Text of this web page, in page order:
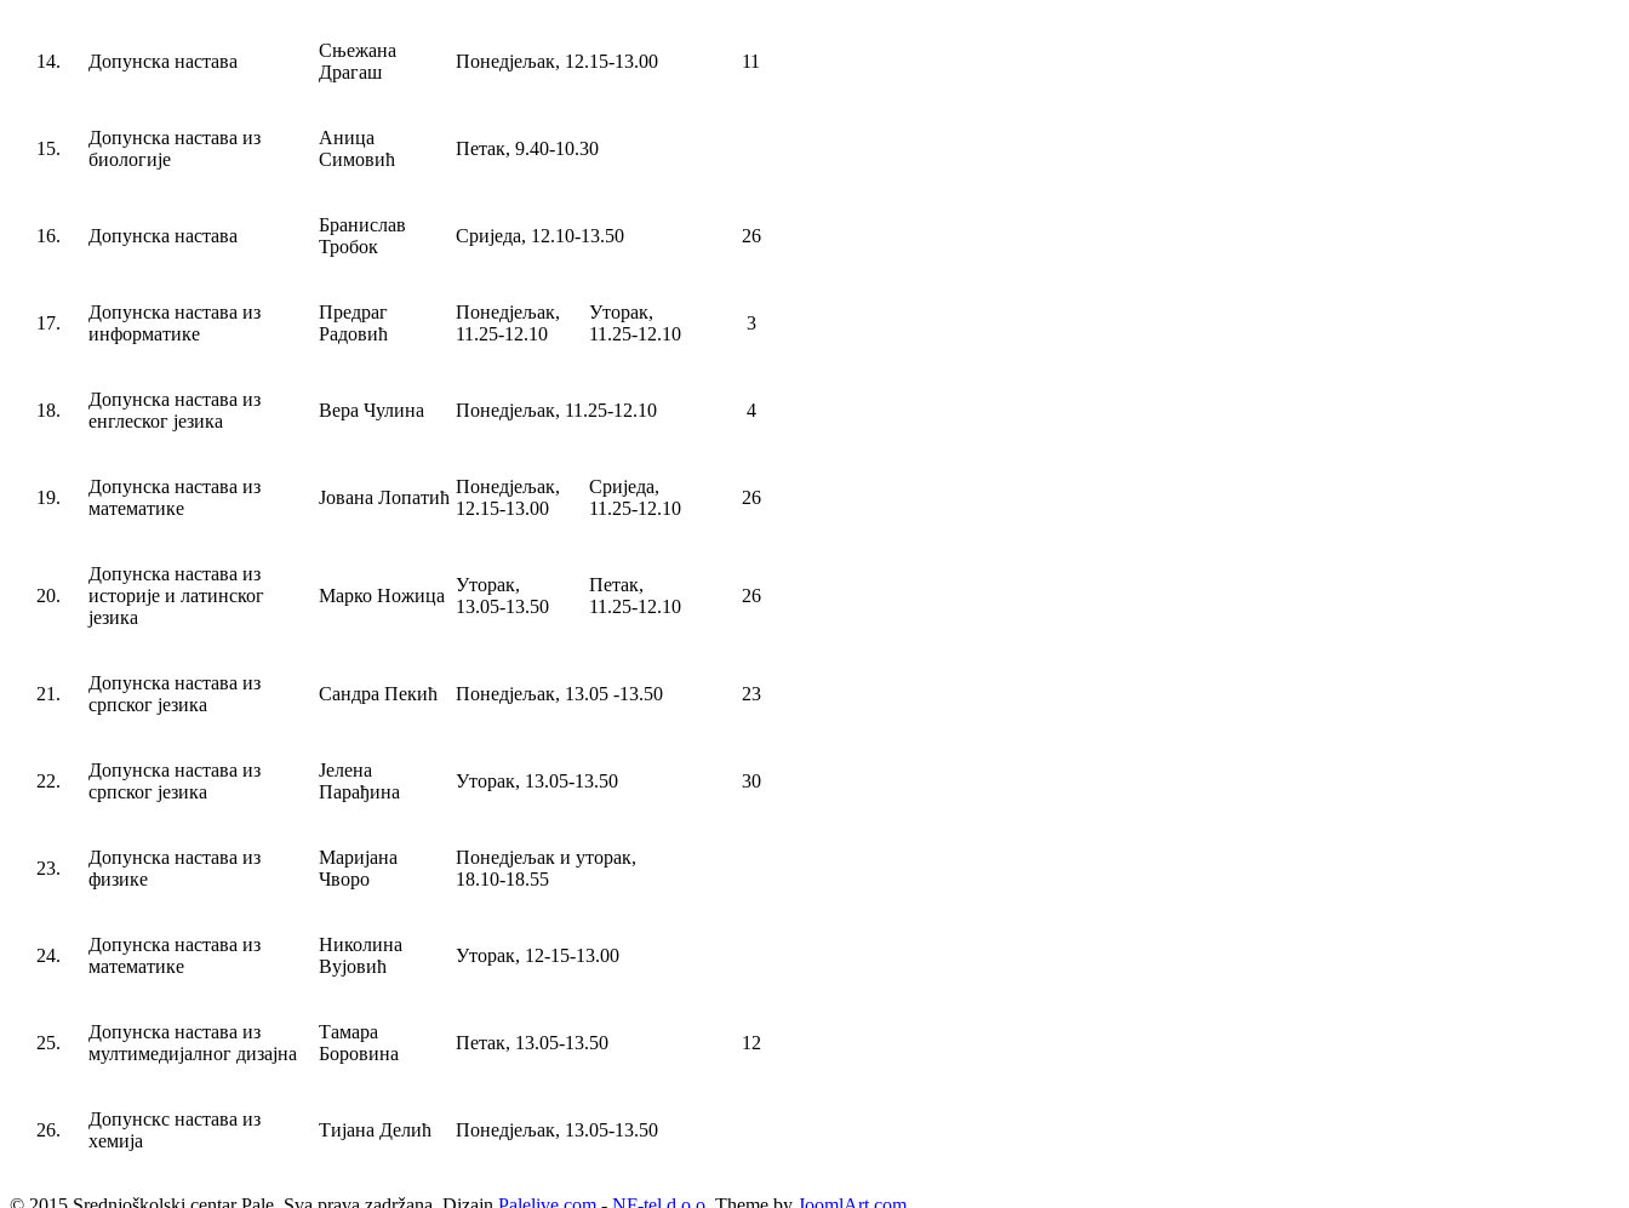
14. Допунска настава
Сњежана
Драгаш
Понедјељак, 12.15-13.00 11
15.
Допунска настава из
биологије
Аница
Симовић
Петак, 9.40-10.30
16. Допунска настава
Бранислав
Тробок
Сриједа, 12.10-13.50 26
17.
Допунска настава из
информатике
Предраг
Радовић
Понедјељак,
11.25-12.10
Уторак,
11.25-12.10
3
18.
Допунска настава из
енглеског језика
Вера Чулина Понедјељак, 11.25-12.10 4
19.
Допунска настава из
математике
Јована Лопатић
Понедјељак,
12.15-13.00
Сриједа,
11.25-12.10
26
20.
Допунска настава из
историје и латинског
језика
Марко Ножица
Уторак,
13.05-13.50
Петак,
11.25-12.10
26
21.
Допунска настава из
српског језика
Сандра Пекић Понедјељак, 13.05 -13.50 23
22.
Допунска настава из
српског језика
Јелена
Парађина
Уторак, 13.05-13.50 30
23.
Допунска настава из
физике
Маријана
Чворо
Понедјељак и уторак,
18.10-18.55
24.
Допунска настава из
математике
Николина
Вујовић
Уторак, 12-15-13.00
25.
Допунска настава из
мултимедијалног дизајна
Тамара
Боровина
Петак, 13.05-13.50 12
26.
Допунскс настава из
хемија
Тијана Делић Понедјељак, 13.05-13.50